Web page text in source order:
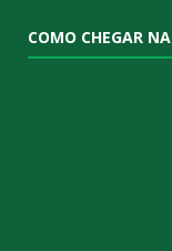
COMO CHEGAR